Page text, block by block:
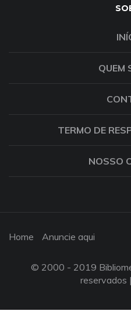
QUEM
TERMO DE
NOSSO
Home Anuncie aqui
© 2000 - 2019
reservados |